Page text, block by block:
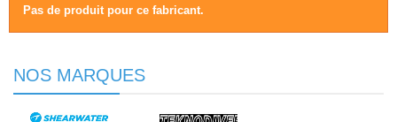
Pas de produit pour ce fabricant.
NOS MARQUES